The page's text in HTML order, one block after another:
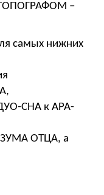
ТОПОГРАФОМ –
самых нижних
СНА к АРА-
ОТЦА, а